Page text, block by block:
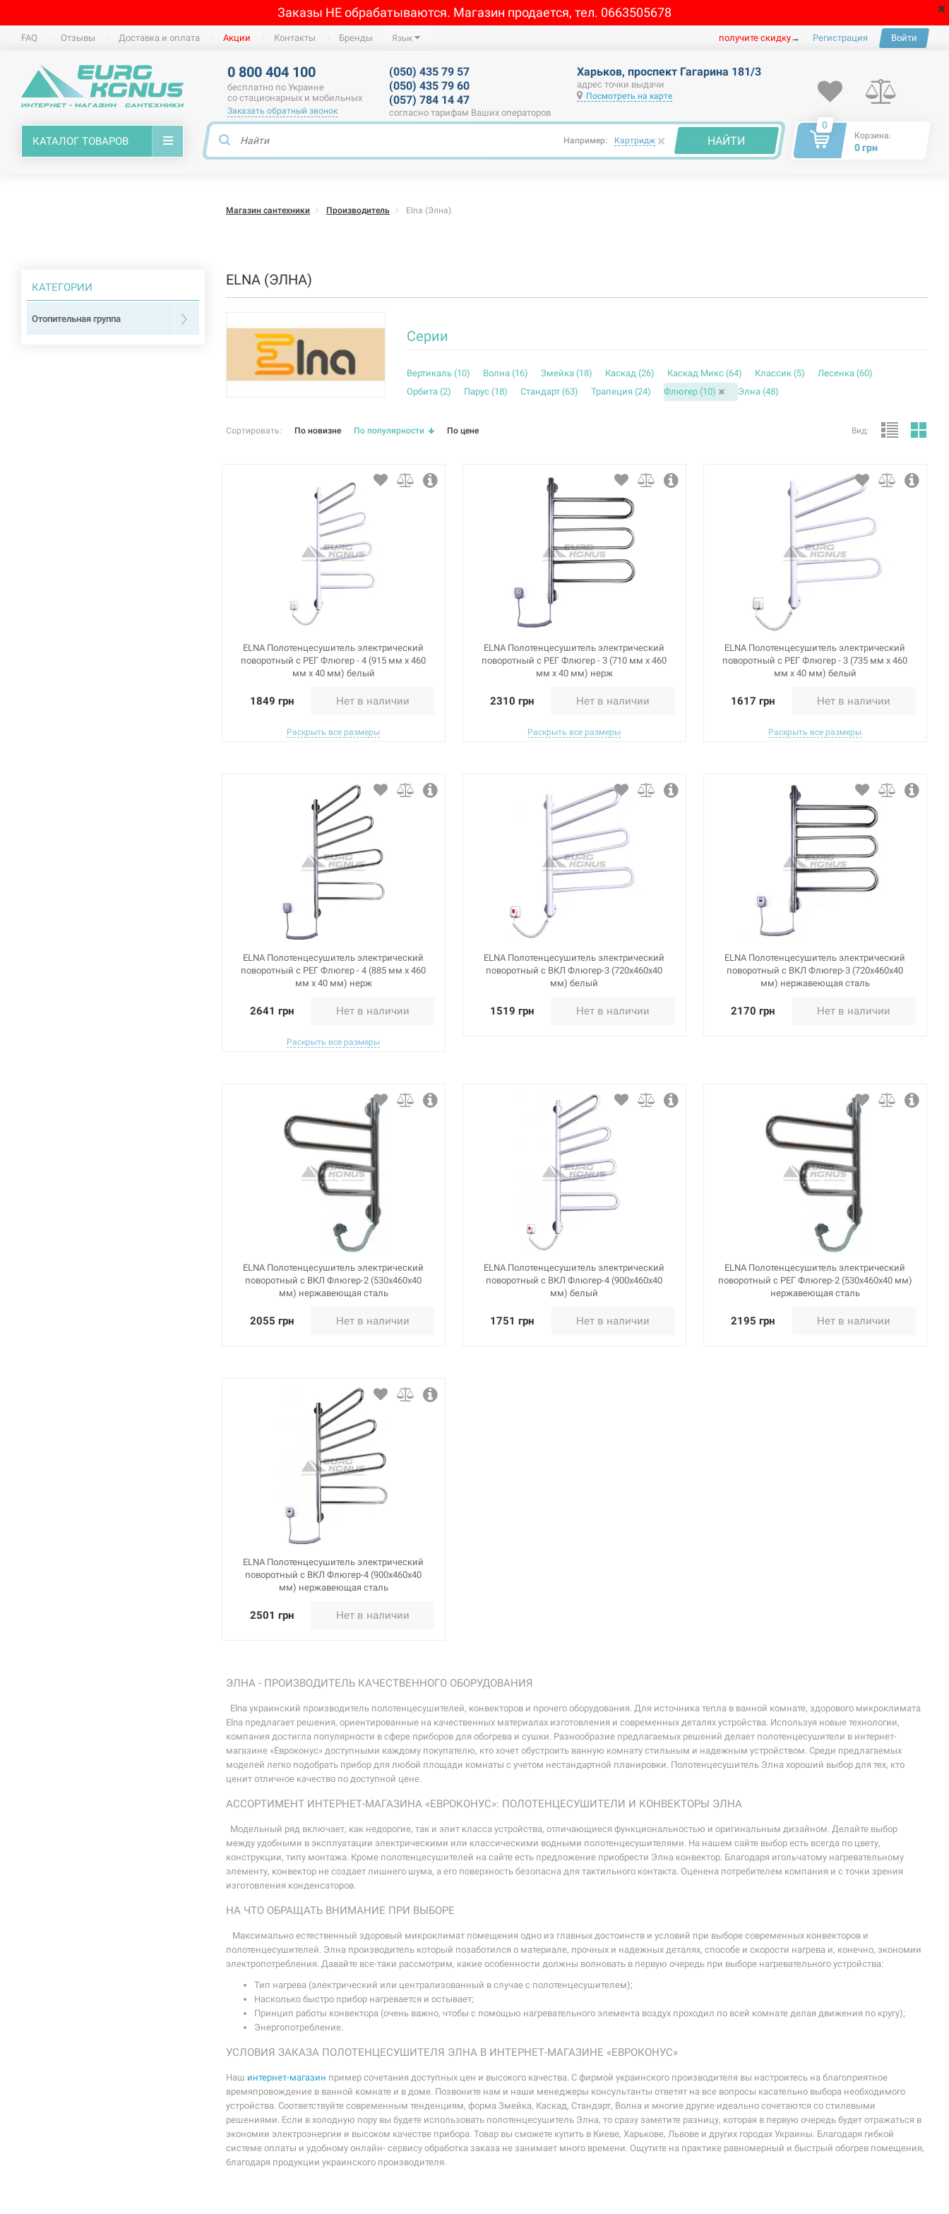
Заказы НЕ обрабатываются. Магазин продается, тел. 0663505678
FAQ Отзывы Доставка и оплата Акции Контакты Бренды Язык получите скидку→ Регистрация Войти
0 800 404 100
бесплатно по Украине
со стационарных и мобильных
Заказать обратный звонок
(050) 435 79 57
(050) 435 79 60
(057) 784 14 47
согласно тарифам Ваших операторов
Харьков, проспект Гагарина 181/3
адрес точки выдачи
Посмотреть на карте
КАТАЛОГ ТОВАРОВ Например: Картридж × НАЙТИ
0
Корзина:
0 грн
Магазин сантехники Производитель Elna (Элна)
КАТЕГОРИИ
Отопительная группа
ELNA (ЭЛНА)
Серии
Вертикаль (10) Волна (16) Змейка (18) Каскад (26) Каскад Микс (64) Классик (5) Лесенка (60)
Орбита (2) Парус (18) Стандарт (63) Трапеция (24) Флюгер (10) Элна (48)
Сортировать: По новизне По популярности По цене Вид:
ELNA Полотенцесушитель электрический
поворотный с РЕГ Флюгер - 4 (915 мм х 460
мм х 40 мм) белый
1849 грн Нет в наличии
Раскрыть все размеры
ELNA Полотенцесушитель электрический
поворотный с РЕГ Флюгер - 3 (710 мм х 460
мм х 40 мм) нерж
2310 грн Нет в наличии
Раскрыть все размеры
ELNA Полотенцесушитель электрический
поворотный с РЕГ Флюгер - 3 (735 мм х 460
мм х 40 мм) белый
1617 грн Нет в наличии
Раскрыть все размеры
ELNA Полотенцесушитель электрический
поворотный с РЕГ Флюгер - 4 (885 мм х 460
мм х 40 мм) нерж
2641 грн Нет в наличии
Раскрыть все размеры
ELNA Полотенцесушитель электрический
поворотный с ВКЛ Флюгер-3 (720х460х40
мм) белый
1519 грн Нет в наличии
ELNA Полотенцесушитель электрический
поворотный с ВКЛ Флюгер-3 (720х460х40
мм) нержавеющая сталь
2170 грн Нет в наличии
ELNA Полотенцесушитель электрический
поворотный с ВКЛ Флюгер-2 (530х460х40
мм) нержавеющая сталь
2055 грн Нет в наличии
ELNA Полотенцесушитель электрический
поворотный с ВКЛ Флюгер-4 (900х460х40
мм) белый
1751 грн Нет в наличии
ELNA Полотенцесушитель электрический
поворотный с РЕГ Флюгер-2 (530х460х40 мм)
нержавеющая сталь
2195 грн Нет в наличии
ELNA Полотенцесушитель электрический
поворотный с ВКЛ Флюгер-4 (900х460х40
мм) нержавеющая сталь
2501 грн Нет в наличии
ЭЛНА - ПРОИЗВОДИТЕЛЬ КАЧЕСТВЕННОГО ОБОРУДОВАНИЯ
Elna украинский производитель полотенцесушителей, конвекторов и прочего оборудования. Для источника тепла в ванной комнате, здорового микроклимата
Elna предлагает решения, ориентированные на качественных материалах изготовления и современных деталях устройства. Используя новые технологии,
компания достигла популярности в сфере приборов для обогрева и сушки. Разнообразие предлагаемых решений делает полотенцесушители в интернет-
магазине «Евроконус» доступными каждому покупателю, кто хочет обустроить ванную комнату стильным и надежным устройством. Среди предлагаемых
моделей легко подобрать прибор для любой площади комнаты с учетом нестандартной планировки. Полотенцесушитель Элна хороший выбор для тех, кто
ценит отличное качество по доступной цене.
АССОРТИМЕНТ ИНТЕРНЕТ-МАГАЗИНА «ЕВРОКОНУС»: ПОЛОТЕНЦЕСУШИТЕЛИ И КОНВЕКТОРЫ ЭЛНА
Модельный ряд включает, как недорогие, так и элит класса устройства, отличающиеся функциональностью и оригинальным дизайном. Делайте выбор
между удобными в эксплуатации электрическими или классическими водными полотенцесушителями. На нашем сайте выбор есть всегда по цвету,
конструкции, типу монтажа. Кроме полотенцесушителей на сайте есть предложение приобрести Элна конвектор. Благодаря игольчатому нагревательному
элементу, конвектор не создает лишнего шума, а его поверхность безопасна для тактильного контакта. Оценена потребителем компания и с точки зрения
изготовления конденсаторов.
НА ЧТО ОБРАЩАТЬ ВНИМАНИЕ ПРИ ВЫБОРЕ
Максимально естественный здоровый микроклимат помещения одно из главных достоинств и условий при выборе современных конвекторов и
полотенцесушителей. Элна производитель который позаботился о материале, прочных и надежных деталях, способе и скорости нагрева и, конечно, экономии
электропотребления. Давайте все-таки рассмотрим, какие особенности должны волновать в первую очередь при выборе нагревательного устройства:
Тип нагрева (электрический или централизованный в случае с полотенцесушителем);
Насколько быстро прибор нагревается и остывает;
Принцип работы конвектора (очень важно, чтобы с помощью нагревательного элемента воздух проходил по всей комнате делая движения по кругу);
Энергопотребление.
УСЛОВИЯ ЗАКАЗА ПОЛОТЕНЦЕСУШИТЕЛЯ ЭЛНА В ИНТЕРНЕТ-МАГАЗИНЕ «ЕВРОКОНУС»
Наш интернет-магазин пример сочетания доступных цен и высокого качества. С фирмой украинского производителя вы настроитесь на благоприятное
времяпровождение в ванной комнате и в доме. Позвоните нам и наши менеджеры консультанты ответят на все вопросы касательно выбора необходимого
устройства. Соответствуйте современным тенденциям, форма Змейка, Каскад, Стандарт, Волна и многие другие идеально сочетаются со стилевыми
решениями. Если в холодную пору вы будете использовать полотенцесушитель Элна, то сразу заметите разницу, которая в первую очередь будет отражаться в
экономии электроэнергии и высоком качестве прибора. Товар вы сможете купить в Киеве, Харькове, Львове и других городах Украины. Благодаря гибкой
системе оплаты и удобному онлайн- сервису обработка заказа не занимает много времени. Ощутите на практике равномерный и быстрый обогрев помещения,
благодаря продукции украинского производителя.